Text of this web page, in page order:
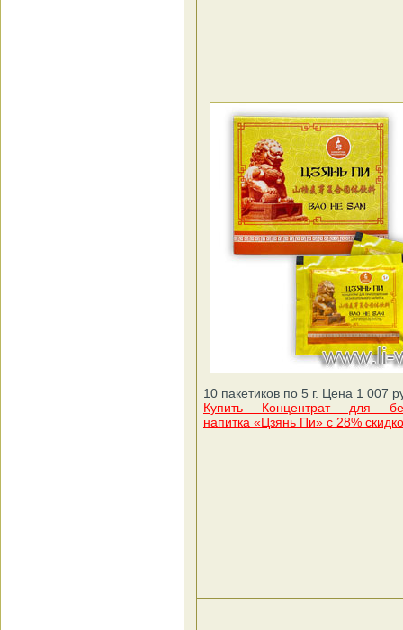
10 пакетиков по 5 г. Цена 1 007
Купить Концентрат для
напитка «Цзянь Пи» с 28%